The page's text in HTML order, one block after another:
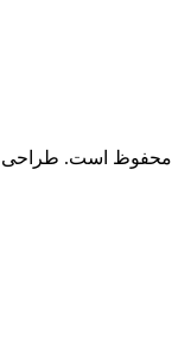
محفوظ است. طراحی